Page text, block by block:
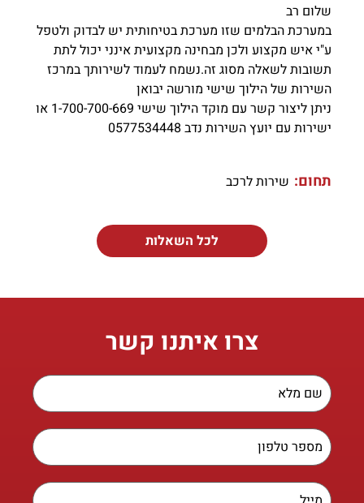
שלום רב
במערכת הבלמים שזו מערכת בטיחותית יש לבדוק ולטפל
ע"י איש מקצוע ולכן מבחינה מקצועית אינני יכול לתת
תשובות לשאלה מסוג זה.נשמח לעמוד לשירותך במרכז
השירות של הילוך שישי מורשה יבואן
ניתן ליצור קשר עם מוקד הילוך שישי 1-700-700-669 או
ישירות עם יועץ השירות נדב 0577534448
תחום: שירות לרכב
לכל השאלות
צרו איתנו קשר